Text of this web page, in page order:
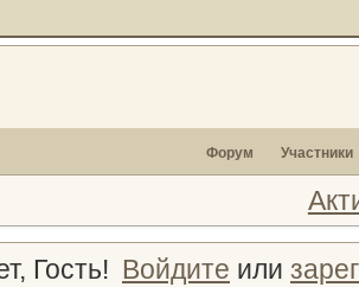
Форум Участники
Гость! Войдите или